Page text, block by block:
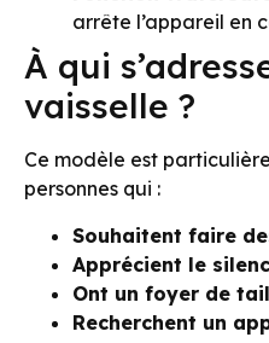
arrête l’appareil en
À qui
vaisselle ?
Ce modèle est
personnes qui :
Souhaitent faire
Apprécient le
Ont un foyer de
Recherchent un